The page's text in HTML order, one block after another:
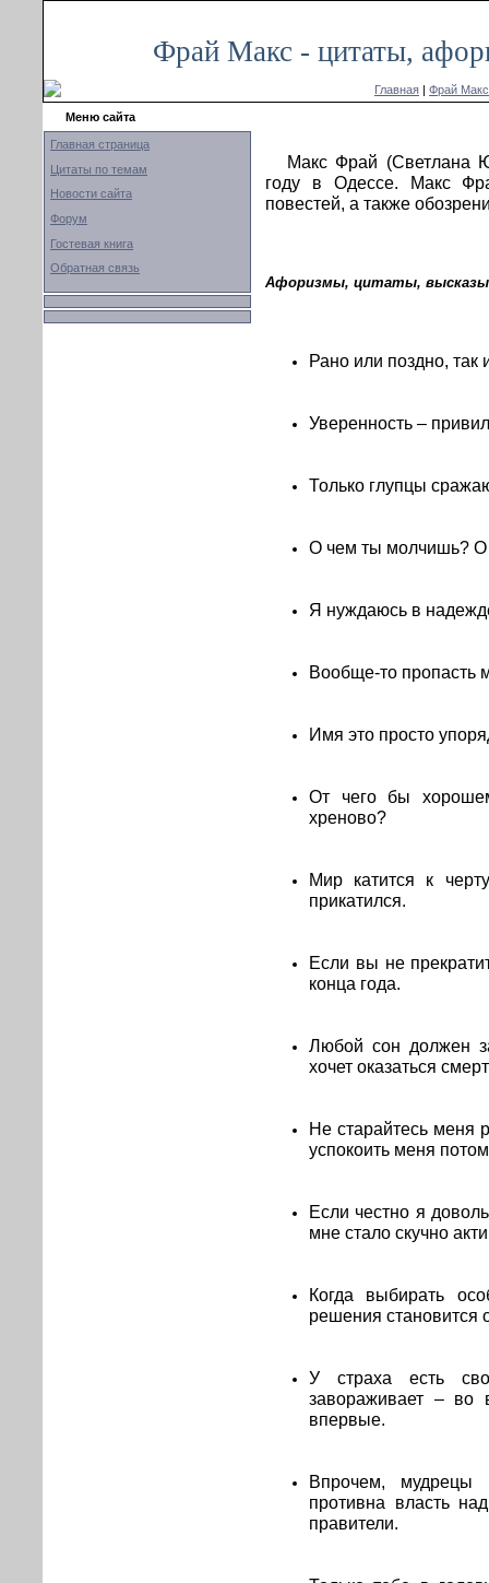
Фрай Макс - цитаты,
Главная | Фрай Макс
Меню сайта
Главная страница
Цитаты по темам
Новости сайта
Форум
Гостевая книга
Обратная связь
Макс Фрай (Светлана
году в Одессе. Макс
повестей, а также
Афоризмы, цитаты,
Рано или поздно, так
Уверенность –
Только глупцы
О чем ты молчишь? О
Я нуждаюсь в
Вообще-то пропасть
Имя это просто
От чего бы
хреново?
Мир катится к
прикатился.
Если вы не
конца года.
Любой сон должен
хочет оказаться
Не старайтесь меня
успокоить меня
Если честно я
мне стало скучно
Когда выбирать
решения становится
У страха есть
завораживает – во
впервые.
Впрочем, мудрецы
противна власть
правители.